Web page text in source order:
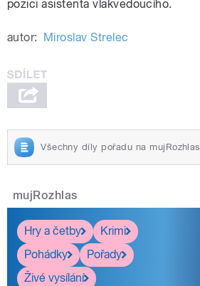
pozici asistenta vlakvedoucího.
autor: Miroslav Strelec
Všechny díly pořadu na mujRozhlas
mujRozhlas
Hry a četby
Krimi
Pohádky
Pořady
Živé vysílání